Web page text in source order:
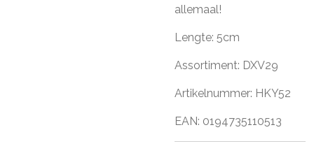
allemaal!
Lengte: 5cm
Assortiment: DXV29
Artikelnummer: HKY52
EAN: 0194735110513